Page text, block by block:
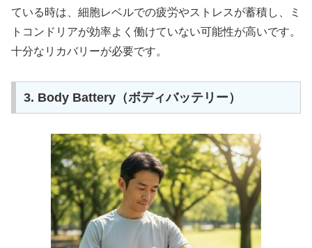
ている時は、細胞レベルでの疲労やストレスが蓄積し、ミ
トコンドリアが効率よく働けていない可能性が高いです。
十分なリカバリーが必要です。
3. Body Battery（ボディバッテリー）